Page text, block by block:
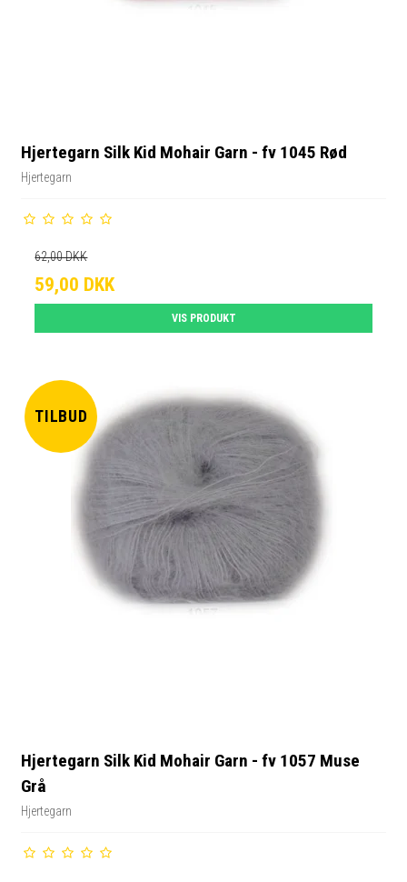
Hjertegarn Silk Kid Mohair Garn - fv 1045 Rød
Hjertegarn
62,00 DKK
59,00 DKK
VIS PRODUKT
TILBUD
Hjertegarn Silk Kid Mohair Garn - fv 1057 Muse
Grå
Hjertegarn